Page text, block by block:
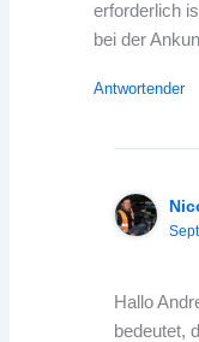
erforderlich
bei der
Antwortender
Hallo
bedeutet,